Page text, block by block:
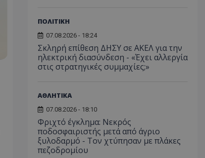
ΠΟΛΙΤΙΚΗ
07.08.2026 - 18:24
Σκληρή επίθεση ΔΗΣΥ σε ΑΚΕΛ για την
ηλεκτρική διασύνδεση - «Έχει αλλεργία
στις στρατηγικές συμμαχίες;»
ΑΘΛΗΤΙΚΑ
07.08.2026 - 18:10
Φριχτό έγκλημα: Νεκρός
ποδοσφαιριστής μετά από άγριο
ξυλοδαρμό - Τον χτύπησαν με πλάκες
πεζοδρομίου